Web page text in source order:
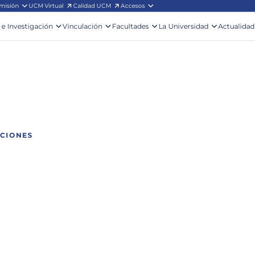
UCM Virtual Calidad UCM Accesos
e Investigación Vinculación Facultades La Universidad Actualidad